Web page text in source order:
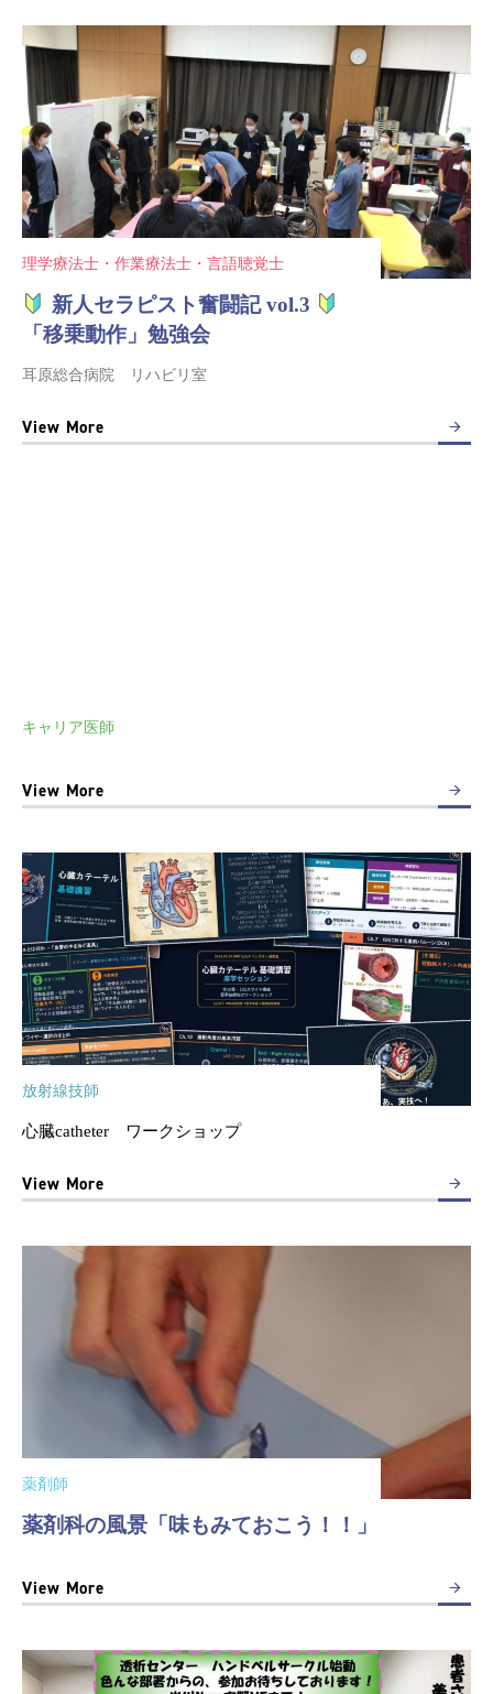
理学療法士・作業療法士・言語聴覚士
新人セラピスト奮闘記 vol.3
「移乗動作」勉強会
耳原総合病院 リハビリ室
View More
キャリア医師
View More
放射線技師
心臓catheter ワークショップ
View More
薬剤師
薬剤科の風景「味もみておこう！！」
View More